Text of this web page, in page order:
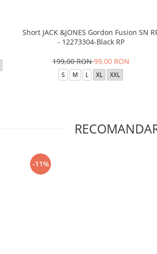
Short JACK &JONES Gordon Fusion SN
- 12273304-Black RP
199,00 RON99,00 RON
S M L XL XXL
-11%